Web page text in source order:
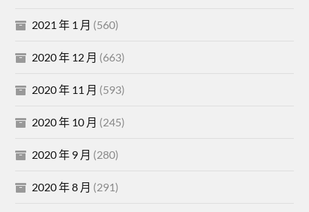
2021 年 1 月 (560)
2020 年 12 月 (663)
2020 年 11 月 (593)
2020 年 10 月 (245)
2020 年 9 月 (280)
2020 年 8 月 (291)